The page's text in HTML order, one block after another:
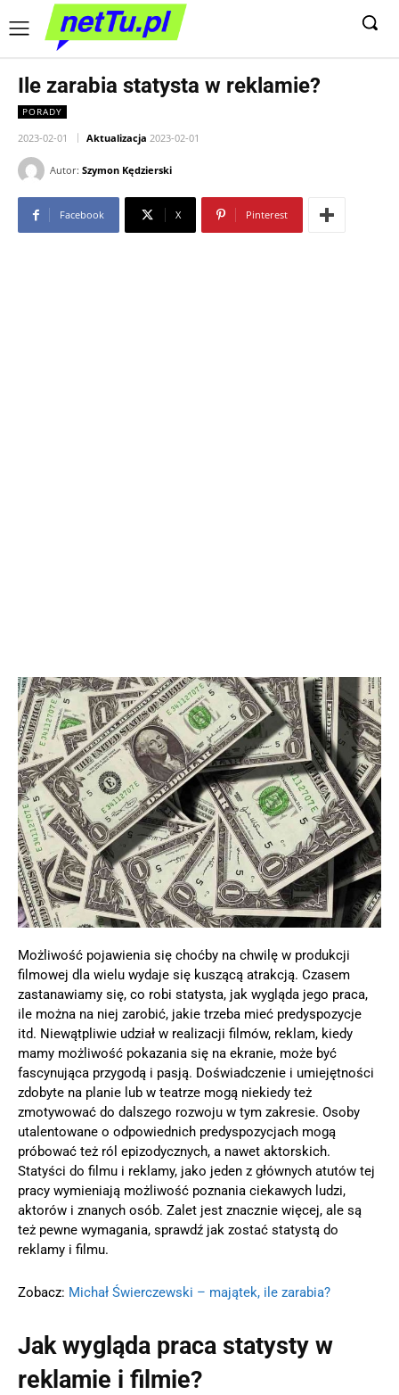
Ile zarabia statysta w reklamie?
PORADY
2023-02-01 Aktualizacja 2023-02-01
Autor: Szymon Kędzierski
Facebook X Pinterest
Możliwość pojawienia się choćby na chwilę w produkcji
filmowej dla wielu wydaje się kuszącą atrakcją. Czasem
zastanawiamy się, co robi statysta, jak wygląda jego praca,
ile można na niej zarobić, jakie trzeba mieć predyspozycje
itd. Niewątpliwie udział w realizacji filmów, reklam, kiedy
mamy możliwość pokazania się na ekranie, może być
fascynująca przygodą i pasją. Doświadczenie i umiejętności
zdobyte na planie lub w teatrze mogą niekiedy też
zmotywować do dalszego rozwoju w tym zakresie. Osoby
utalentowane o odpowiednich predyspozycjach mogą
próbować też ról epizodycznych, a nawet aktorskich.
Statyści do filmu i reklamy, jako jeden z głównych atutów tej
pracy wymieniają możliwość poznania ciekawych ludzi,
aktorów i znanych osób. Zalet jest znacznie więcej, ale są
też pewne wymagania, sprawdź jak zostać statystą do
reklamy i filmu.
Zobacz: Michał Świerczewski – majątek, ile zarabia?
Jak wygląda praca statysty w
reklamie i filmie?